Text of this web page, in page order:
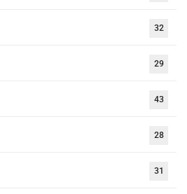
32
29
43
28
31